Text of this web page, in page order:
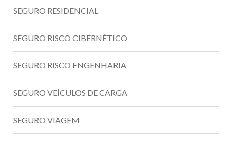
SEGURO RESIDENCIAL
SEGURO RISCO CIBERNÉTICO
SEGURO RISCO ENGENHARIA
SEGURO VEÍCULOS DE CARGA
SEGURO VIAGEM